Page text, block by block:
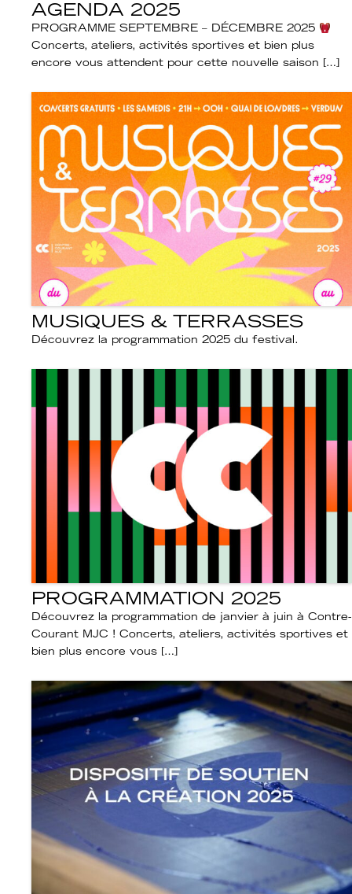
AGENDA 2025
PROGRAMME SEPTEMBRE – DÉCEMBRE 2025
Concerts, ateliers, activités sportives et bien plus
encore vous attendent pour cette nouvelle saison […]
MUSIQUES & TERRASSES
Découvrez la programmation 2025 du festival.
PROGRAMMATION 2025
Découvrez la programmation de janvier à juin à Contre-
Courant MJC ! Concerts, ateliers, activités sportives et
bien plus encore vous […]